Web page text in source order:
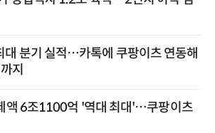
대 분기 실적…카톡에 쿠팡이츠 연동해
지
액 6조1100억 '역대 최대'…쿠팡이츠